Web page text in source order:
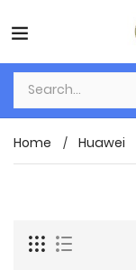
Home Huawei